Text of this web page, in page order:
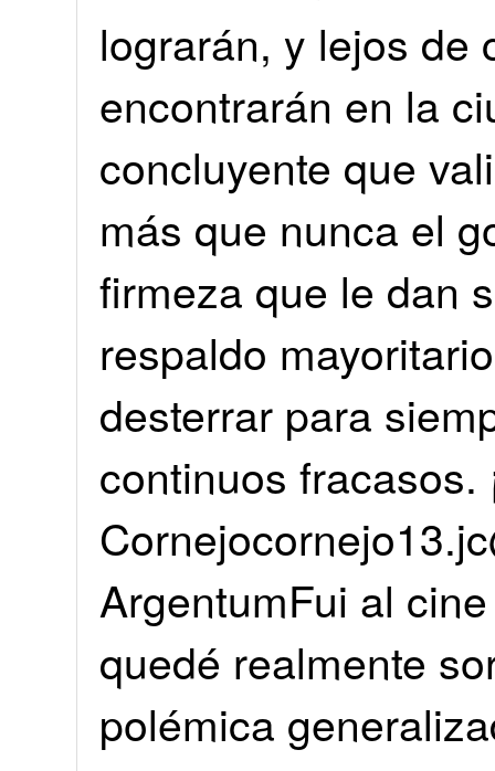
lograrán, y lejos de
encontrarán en la
concluyente que
más que nunca el
firmeza que le dan
respaldo
desterrar para
continuos fracasos.
ArgentumFui al
quedé realmente
polémica